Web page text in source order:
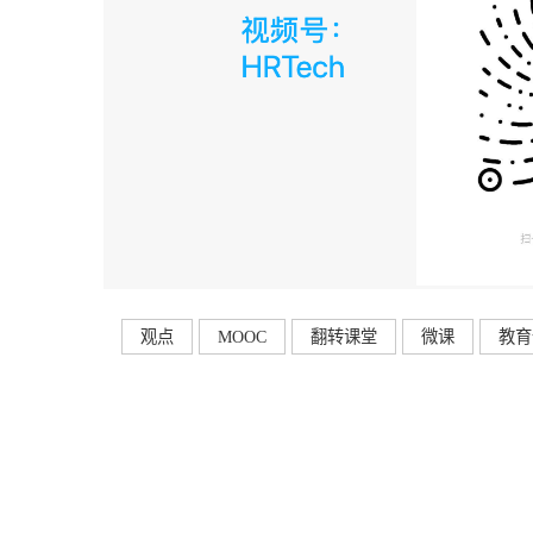
观点 MOOC 翻转课堂 微课 教